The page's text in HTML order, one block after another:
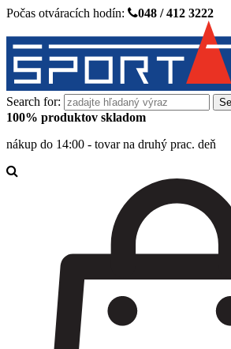
Počas otváracích hodín: 048 / 412 3222
Search for:
100% produktov skladom
nákup do 14:00 - tovar na druhý prac. deň